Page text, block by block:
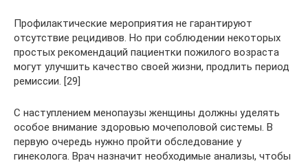
Профилактические мероприятия не гарантируют
отсутствие рецидивов. Но при соблюдении некоторых
простых рекомендаций пациентки пожилого возраста
могут улучшить качество своей жизни, продлить период
ремиссии. [29]
С наступлением менопаузы женщины должны уделять
особое внимание здоровью мочеполовой системы. В
первую очередь нужно пройти обследование у
гинеколога. Врач назначит необходимые анализы, чтобы